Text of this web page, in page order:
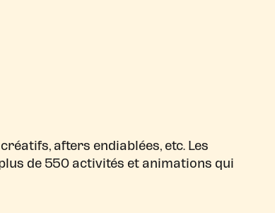
afters endiablées, etc. Les
de 550 activités et animations qui